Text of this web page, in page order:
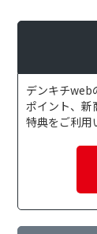
デンキチweb
ポイント、新
特典をご利用